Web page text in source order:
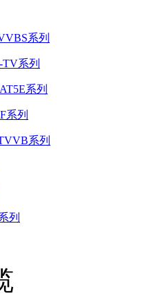
系列
系列
系列
系列
系列
列